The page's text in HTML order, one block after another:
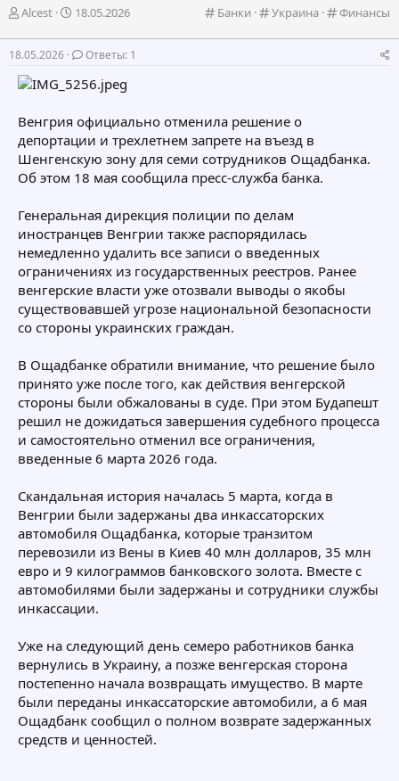
К
т
и
я
Банки
К
т
и
я
Украина
К
т
Финансы
А
т
о
р
т
м
ы
Alcest
Д
т
а
а
а
л
а
18.05.2026
18.05.2026 Ответы: 1
Венгрия официально отменила решение о
депортации и трехлетнем запрете на въезд в
Шенгенскую зону для семи сотрудников Ощадбанка.
Об этом 18 мая сообщила пресс-служба банка.
Генеральная дирекция полиции по делам
иностранцев Венгрии также распорядилась
немедленно удалить все записи о введенных
ограничениях из государственных реестров. Ранее
венгерские власти уже отозвали выводы о якобы
существовавшей угрозе национальной безопасности
со стороны украинских граждан.
В Ощадбанке обратили внимание, что решение было
принято уже после того, как действия венгерской
стороны были обжалованы в суде. При этом Будапешт
решил не дожидаться завершения судебного процесса
и самостоятельно отменил все ограничения,
введенные 6 марта 2026 года.
Скандальная история началась 5 марта, когда в
Венгрии были задержаны два инкассаторских
автомобиля Ощадбанка, которые транзитом
перевозили из Вены в Киев 40 млн долларов, 35 млн
евро и 9 килограммов банковского золота. Вместе с
автомобилями были задержаны и сотрудники службы
инкассации.
Уже на следующий день семеро работников банка
вернулись в Украину, а позже венгерская сторона
постепенно начала возвращать имущество. В марте
были переданы инкассаторские автомобили, а 6 мая
Ощадбанк сообщил о полном возврате задержанных
средств и ценностей.